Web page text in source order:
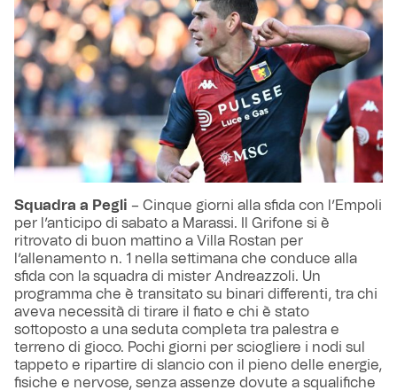
Squadra a Pegli – Cinque giorni alla sfida con l’Empoli
per l’anticipo di sabato a Marassi. Il Grifone si è
ritrovato di buon mattino a Villa Rostan per
l’allenamento n. 1 nella settimana che conduce alla
sfida con la squadra di mister Andreazzoli. Un
programma che è transitato su binari differenti, tra chi
aveva necessità di tirare il fiato e chi è stato
sottoposto a una seduta completa tra palestra e
terreno di gioco. Pochi giorni per sciogliere i nodi sul
tappeto e ripartire di slancio con il pieno delle energie,
fisiche e nervose, senza assenze dovute a squalifiche